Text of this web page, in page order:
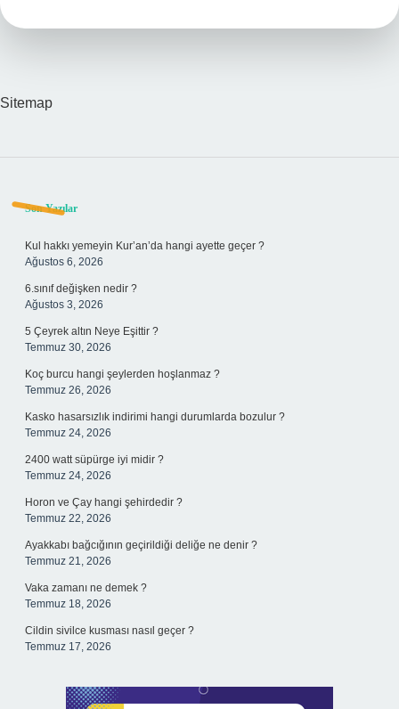
Sitemap
Sidebar
Son Yazılar
Kul hakkı yemeyin Kur’an’da hangi ayette geçer ?
Ağustos 6, 2026
6.sınıf değişken nedir ?
Ağustos 3, 2026
5 Çeyrek altın Neye Eşittir ?
Temmuz 30, 2026
Koç burcu hangi şeylerden hoşlanmaz ?
Temmuz 26, 2026
Kasko hasarsızlık indirimi hangi durumlarda bozulur ?
Temmuz 24, 2026
2400 watt süpürge iyi midir ?
Temmuz 24, 2026
Horon ve Çay hangi şehirdedir ?
Temmuz 22, 2026
Ayakkabı bağcığının geçirildiği deliğe ne denir ?
Temmuz 21, 2026
Vaka zamanı ne demek ?
Temmuz 18, 2026
Cildin sivilce kusması nasıl geçer ?
Temmuz 17, 2026